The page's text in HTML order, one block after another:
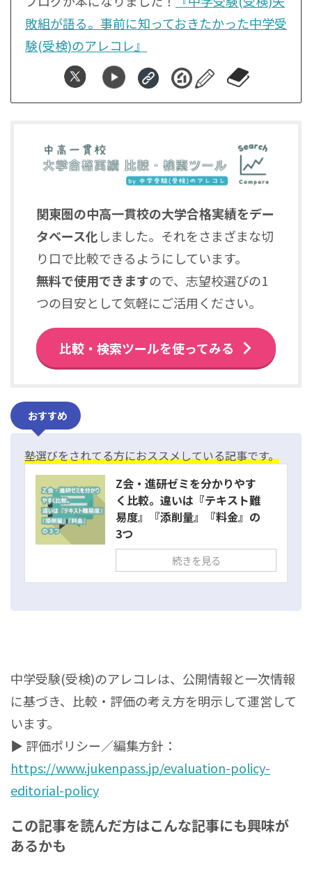
敗組が語る。事前に知っておきたかった中学受
験(受検)のアレコレ』
関東圏の中高一貫校の大学合格実績をデー
タベース化しました。それをさまざまな切
り口で比較できるようにしています。
無料で使用できますので、志望校選びの1
つの目安として気軽にご活用ください。
比較・検索ツールを使ってみる
おすすめ
塾選びをされてる方におススメしている記事です。
Z会・進研ゼミを分かりやす
く比較。違いは『テキスト難
易度』『添削量』『料金』の
3つ
続きを見る
中学受験(受検)のアレコレは、公開情報と一次情報
に基づき、比較・評価の考え方を明示して運営して
います。
▶ 評価ポリシー／編集方針：
https://www.jukenpass.jp/evaluation-policy-
editorial-policy
この記事を読んだ方はこんな記事にも興味が
あるかも